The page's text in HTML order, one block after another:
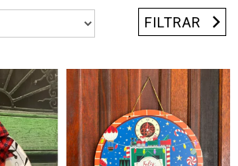
FILTRAR